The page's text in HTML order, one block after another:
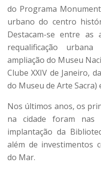
do Programa
urbano do centro
Destacam-se entre as
requalificação
ampliação do Museu
Clube XXIV de Janeiro,
do Museu de Arte
Nos últimos anos, os
na cidade foram nas
implantação da
além de investimentos
do Mar.